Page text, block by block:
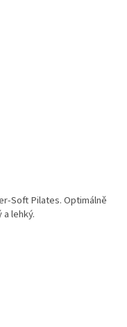
Soft Pilates. Optimálně
lehký.